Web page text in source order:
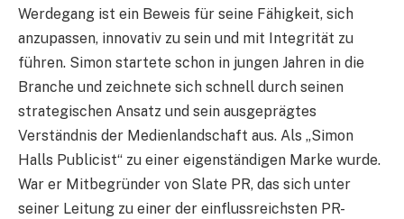
Werdegang ist ein Beweis für seine Fähigkeit, sich
anzupassen, innovativ zu sein und mit Integrität zu
führen. Simon startete schon in jungen Jahren in die
Branche und zeichnete sich schnell durch seinen
strategischen Ansatz und sein ausgeprägtes
Verständnis der Medienlandschaft aus. Als „Simon
Halls Publicist“ zu einer eigenständigen Marke wurde.
War er Mitbegründer von Slate PR, das sich unter
seiner Leitung zu einer der einflussreichsten PR-